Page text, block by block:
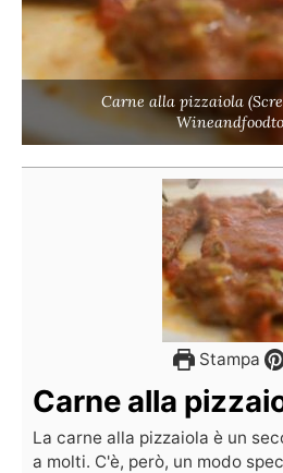
Carne alla pizzaiola
Stampa
Carne alla
La carne alla pizzaiola è un
a molti. C'è, però, un modo